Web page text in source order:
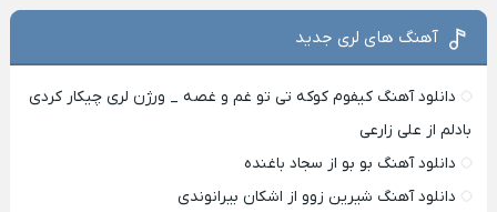
آهنگ های لری جدید
دانلود آهنگ کیفوم کوکه تی تو غم و غصه _ ورژن لری چیکار کردی
بادلم از علی زارعی
دانلود آهنگ بو بو از سجاد باغنده
دانلود آهنگ شیرین زوو از اشکان بیرانوندی